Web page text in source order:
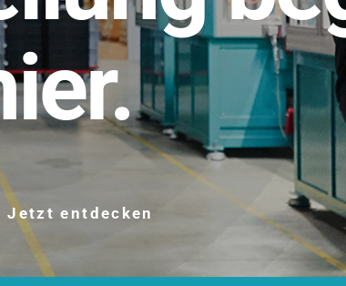
Jetzt entdecken
Das innovative Stecksystem für
robust, IP-geschützt und
Jetzt entdecken